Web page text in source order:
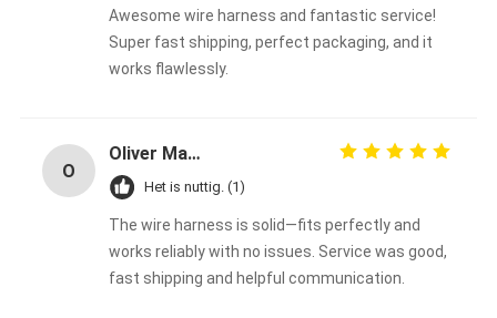
Awesome wire harness and fantastic service!
Super fast shipping, perfect packaging, and it
works flawlessly.
O
Oliver Martinez
Het is nuttig. (1)
The wire harness is solid—fits perfectly and
works reliably with no issues. Service was good,
fast shipping and helpful communication.